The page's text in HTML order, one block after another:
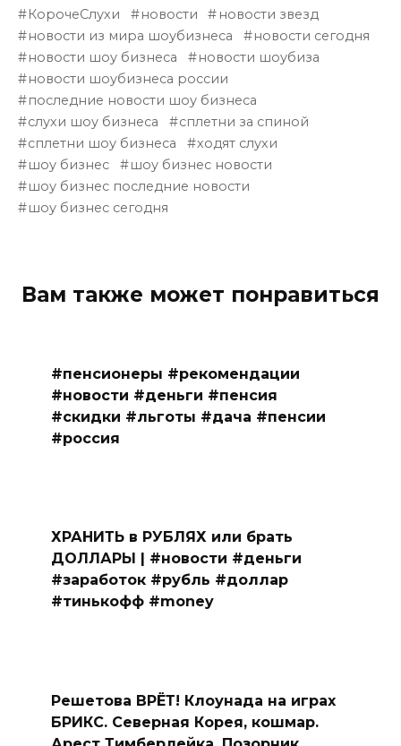
КорочеСлухи
новости
новости звезд
новости из мира шоубизнеса
новости сегодня
новости шоу бизнеса
новости шоубиза
новости шоубизнеса россии
последние новости шоу бизнеса
слухи шоу бизнеса
сплетни за спиной
сплетни шоу бизнеса
ходят слухи
шоу бизнес
шоу бизнес новости
шоу бизнес последние новости
шоу бизнес сегодня
Вам также может понравиться
#пенсионеры #рекомендации
#новости #деньги #пенсия
#скидки #льготы #дача #пенсии
#россия
ХРАНИТЬ в РУБЛЯХ или брать
ДОЛЛАРЫ | #новости #деньги
#заработок #рубль #доллар
#тинькофф #money
Решетова ВРЁТ! Клоунада на играх
БРИКС. Северная Корея, кошмар.